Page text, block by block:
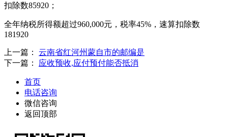
扣除数85920；
全年纳税所得额超过960,000元，税率45%，速算扣除数
181920
上一篇： 云南省红河州蒙自市的邮编是
下一篇： 应收预收,应付预付能否抵消
首页
电话咨询
微信咨询
返回顶部